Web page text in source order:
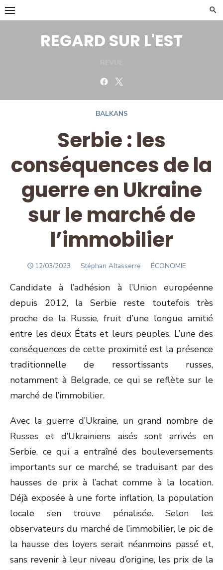
Skip
to
REGARD SUR L'EST
Facebook
BALKANS
Serbie : les
conséquences de la
guerre en Ukraine
sur le marché de
l’immobilier
POSTED
12/03/2023 Author
Stéphan Altasserre ÉCONOMIE
Candidate à l’adhésion à l’Union européenne
depuis 2012, la Serbie reste toutefois très
proche de la Russie, fruit d’une longue amitié
entre les deux États et leurs peuples. L’une des
conséquences de cette proximité est la présence
traditionnelle de ressortissants russes,
notamment à Belgrade, ce qui se reflète sur le
marché de l’immobilier.
Avec la guerre d’Ukraine, un grand nombre de
Russes et d’Ukrainiens aisés sont arrivés en
Serbie, ce qui a entraîné des bouleversements
importants sur ce marché, se traduisant par des
hausses de prix à l’achat comme à la location.
Déjà exposée à une forte inflation, la population
locale s’en trouve pénalisée. Selon les
observateurs du marché de l’immobilier, le pic de
la hausse des loyers serait néanmoins passé et,
sans revenir à leur niveau d’origine, les prix de la